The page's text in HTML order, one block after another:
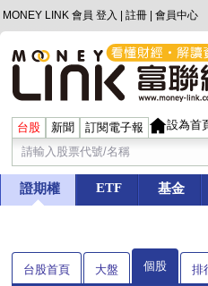
MONEY LINK 會員 登入 註冊 會員中心
台股 新聞 訂閱電子報 設為首
證期權 ETF 基金
台股首頁 大盤 個股 排